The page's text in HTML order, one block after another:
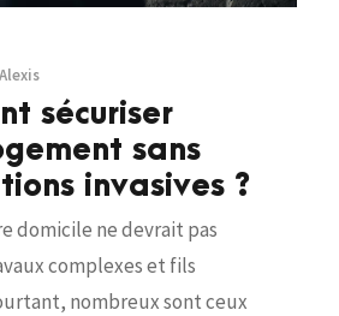
Alexis
sécuriser
sans
invasives ?
domicile ne devrait pas
complexes et fils
nombreux sont ceux